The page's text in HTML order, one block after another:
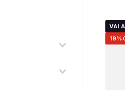
VAI
19%